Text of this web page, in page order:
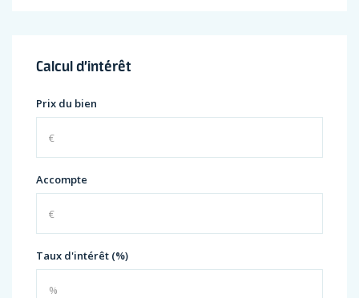
Calcul d’intérêt
Prix du bien
Accompte
Taux d'intérêt (%)